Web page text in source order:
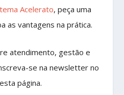
Acelerato, peça uma
as vantagens na prática.
atendimento, gestão e
se na newsletter no
página.